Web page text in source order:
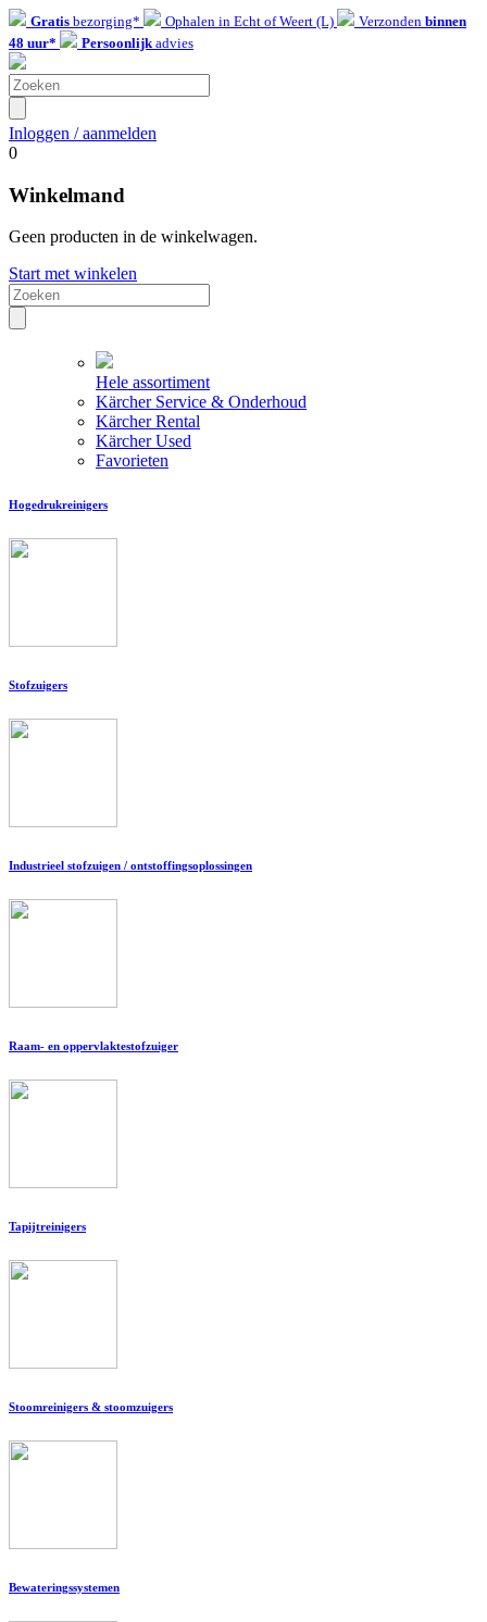
Gratis bezorging* Ophalen in Echt of Weert (L) Verzonden binnen
48 uur*
Persoonlijkadvies
Inloggen / aanmelden
0
Winkelmand
Geen producten in de winkelwagen.
Start met winkelen
Hele assortiment
Kärcher Service & Onderhoud
Kärcher Rental
Kärcher Used
Favorieten
Hogedrukreinigers
Stofzuigers
Industrieel stofzuigen / ontstoffingsoplossingen
Raam- en oppervlaktestofzuiger
Tapijtreinigers
Stoomreinigers & stoomzuigers
Bewateringssystemen